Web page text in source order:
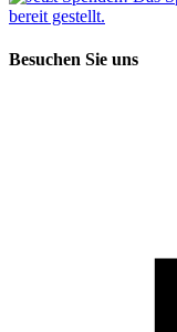
Besuchen Sie uns